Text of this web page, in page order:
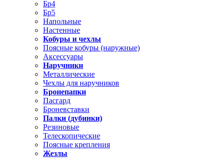
Бр4
Бр5
Напольные
Настенные
Кобуры и чехлы
Поясные кобуры (наружные)
Аксессуары
Наручники
Металлические
Чехлы для наручников
Бронепапки
Пасгард
Броневставки
Палки (дубинки)
Резиновые
Телескопические
Поясные крепления
Жезлы